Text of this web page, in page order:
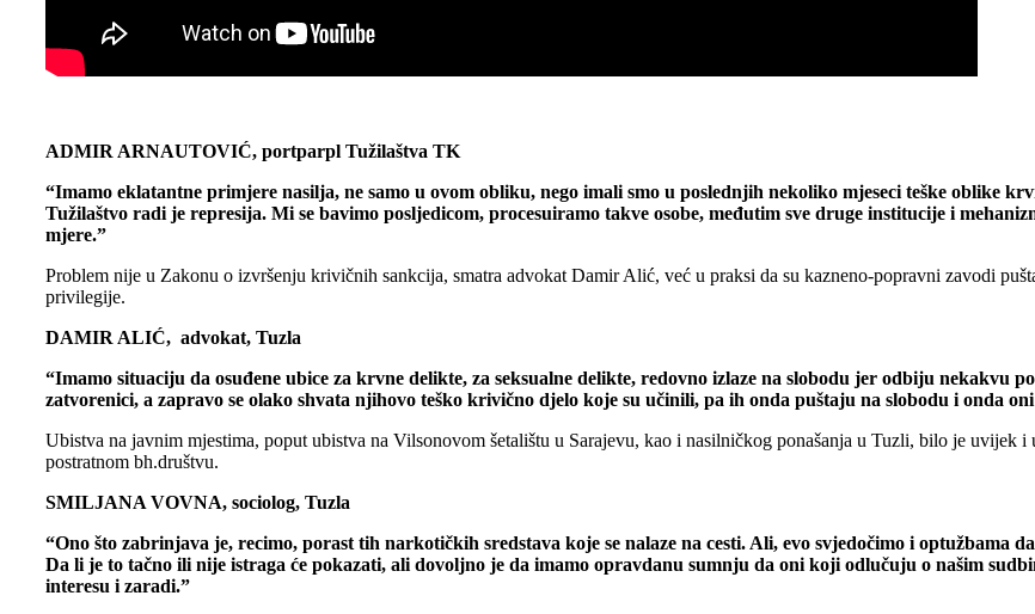
ADMIR ARNAUTOVIĆ, portparpl Tužilaštva TK
“Imamo eklatantne primjere nasilja, ne samo u ovom obliku, nego imali smo u poslednjih nekoliko mjeseci teške oblike
Tužilaštvo radi je represija. Mi se bavimo posljedicom, procesuiramo takve osobe, međutim sve druge institucije i
mjere.”
Problem nije u Zakonu o izvršenju krivičnih sankcija, smatra advokat Damir Alić, već u praksi da su kazneno-popravni zavodi
privilegije.
DAMIR ALIĆ, advokat, Tuzla
“Imamo situaciju da osuđene ubice za krvne delikte, za seksualne delikte, redovno izlaze na slobodu jer odbiju nekakvu
zatvorenici, a zapravo se olako shvata njihovo teško krivično djelo koje su učinili, pa ih onda puštaju na slobodu i onda
Ubistva na javnim mjestima, poput ubistva na Vilsonovom šetalištu u Sarajevu, kao i nasilničkog ponašanja u Tuzli, bilo je
postratnom bh.društvu.
SMILJANA VOVNA, sociolog, Tuzla
“Ono što zabrinjava je, recimo, porast tih narkotičkih sredstava koje se nalaze na cesti. Ali, evo svjedočimo i optužbama
Da li je to tačno ili nije istraga će pokazati, ali dovoljno je da imamo opravdanu sumnju da oni koji odlučuju o našim
interesu i zaradi.”